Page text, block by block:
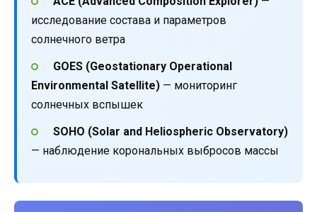
исследование состава и параметров
солнечного ветра
GOES (Geostationary Operational
Environmental Satellite) — мониторинг
солнечных вспышек
SOHO (Solar and Heliospheric Observatory)
— наблюдение корональных выбросов массы